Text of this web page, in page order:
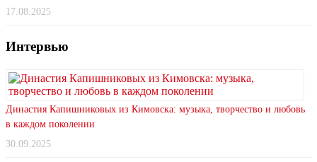
17.08.2025
Интервью
Династия Капишниковых из Кимовска: музыка, творчество и любовь
в каждом поколении
30.09.2025